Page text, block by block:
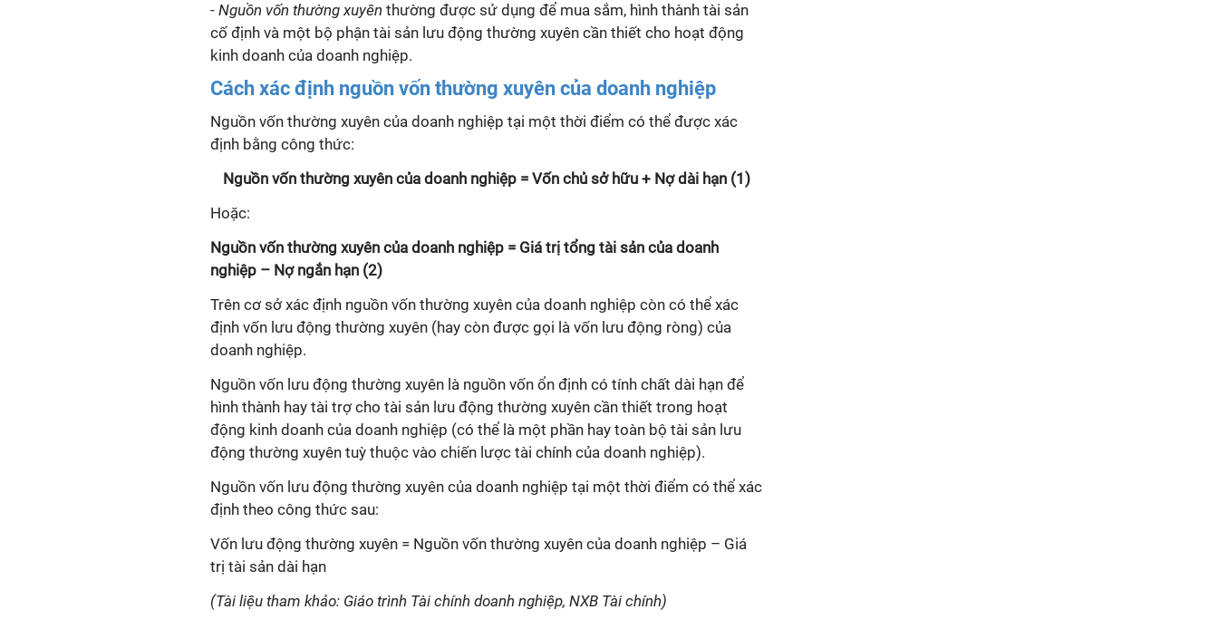
- Nguồn vốn thường xuyên thường được sử dụng để mua sắm, hình thành tài sản
cố định và một bộ phận tài sản lưu động thường xuyên cần thiết cho hoạt động
kinh doanh của doanh nghiệp.
Cách xác định nguồn vốn thường xuyên của doanh nghiệp
Nguồn vốn thường xuyên của doanh nghiệp tại một thời điểm có thể được xác
định bằng công thức:
Nguồn vốn thường xuyên của doanh nghiệp = Vốn chủ sở hữu + Nợ dài hạn (1)
Hoặc:
Nguồn vốn thường xuyên của doanh nghiệp = Giá trị tổng tài sản của doanh
nghiệp – Nợ ngắn hạn (2)
Trên cơ sở xác định nguồn vốn thường xuyên của doanh nghiệp còn có thể xác
định vốn lưu động thường xuyên (hay còn được gọi là vốn lưu động ròng) của
doanh nghiệp.
Nguồn vốn lưu động thường xuyên là nguồn vốn ổn định có tính chất dài hạn để
hình thành hay tài trợ cho tài sản lưu động thường xuyên cần thiết trong hoạt
động kinh doanh của doanh nghiệp (có thể là một phần hay toàn bộ tài sản lưu
động thường xuyên tuỳ thuộc vào chiến lược tài chính của doanh nghiệp).
Nguồn vốn lưu động thường xuyên của doanh nghiệp tại một thời điểm có thể xác
định theo công thức sau:
Vốn lưu động thường xuyên = Nguồn vốn thường xuyên của doanh nghiệp – Giá
trị tài sản dài hạn
(Tài liệu tham khảo: Giáo trình Tài chính doanh nghiệp, NXB Tài chính)